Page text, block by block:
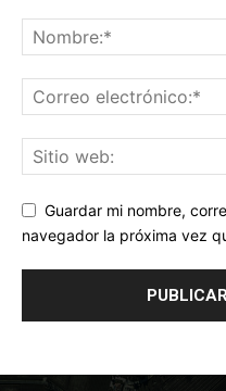
Guardar mi nombre,
navegador la próxima vez